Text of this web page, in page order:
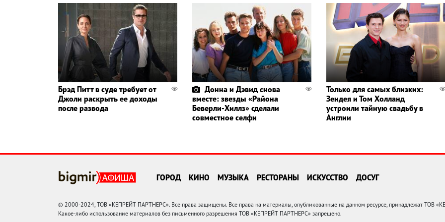
Брэд Питт в суде требует от
Джоли раскрыть ее доходы
после развода
Донна и Дэвид снова
вместе: звезды «Района
Беверли-Хиллз» сделали
совместное селфи
Только для самых близких:
Зендея и Том Холланд
устроили тайную свадьбу в
Англии
ГОРОД КИНО МУЗЫКА РЕСТОРАНЫ ИСКУССТВО ДОСУГ
© 2000-2024, ТОВ «КЕПРЕЙТ ПАРТНЕРС». Все права защищены. Все права на материалы, опубликованные на данном ресурсе, принадлежат ТОВ
Какое-либо использование материалов без письменного разрешения ТОВ «КЕПРЕЙТ ПАРТНЕРС» запрещено.